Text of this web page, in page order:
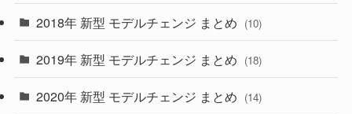
(4)
(30)
(27)
(33)
(10)
(35)
2018年 新型 モデルチェンジ まとめ (10)
2019年 新型 モデルチェンジ まとめ (18)
2020年 新型 モデルチェンジ まとめ (14)